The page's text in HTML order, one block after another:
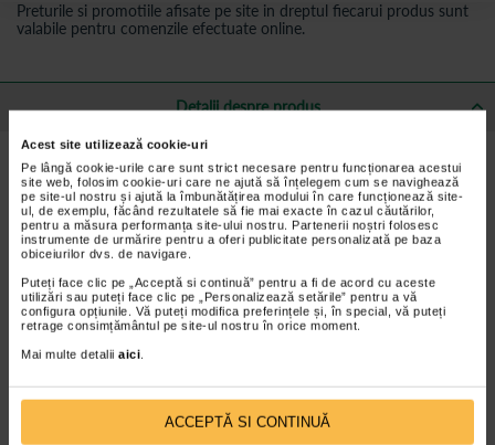
Acest site utilizează cookie-uri
Pe lângă cookie-urile care sunt strict necesare pentru funcționarea acestui
site web, folosim cookie-uri care ne ajută să înțelegem cum se navighează
pe site-ul nostru și ajută la îmbunătățirea modului în care funcționează site-
ul, de exemplu, făcând rezultatele să fie mai exacte în cazul căutărilor,
pentru a măsura performanța site-ului nostru. Partenerii noștri folosesc
instrumente de urmărire pentru a oferi publicitate personalizată pe baza
obiceiurilor dvs. de navigare.
Puteți face clic pe „Acceptă si continuă” pentru a fi de acord cu aceste
utilizări sau puteți face clic pe „Personalizează setările” pentru a vă
configura opțiunile. Vă puteți modifica preferințele și, în special, vă puteți
retrage consimțământul pe site-ul nostru în orice moment.
Mai multe detalii aici
ACCEPTĂ SI CONTINUĂ
Preturile si promotiile afisate pe site in dreptul fiecarui produs sunt
valabile pentru comenzile efectuate online.
Detalii despre produs
Beneficii ZIAJA Sun Lotiune spray pentru protectie
solara SPF30:
protejeaza pielea fata de radiatiile UVA si UVB;
produsul este rezistent la apa;
protejeaza impotriva razelor UV daunatoare, arsurilor solare,
iritatiilor pielii si decoloratiilor;
se aplica usor si nu lasa o pelicula grasa.
protectie solara SPF30:
Aqua (Water), Bis-Ethylhexyloxyphenol Methoxyphenyl Triazine,